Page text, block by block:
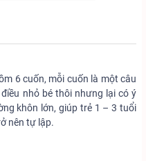
6 cuốn, mỗi cuốn là một câu
nhỏ bé thôi nhưng lại có ý
khôn lớn, giúp trẻ 1 – 3 tuổi
nên tự lập.